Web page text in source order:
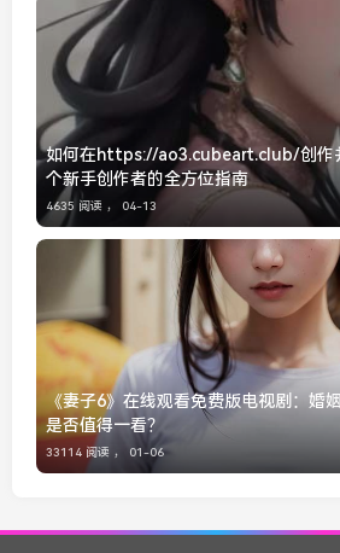
如何在https://ao3.cubeart.club/创作
个新手创作者的全方位指南
4635 阅读 ， 04-13
《妻子6》在线观看免费版电视剧：婚
是否值得一看？
33114 阅读 ， 01-06